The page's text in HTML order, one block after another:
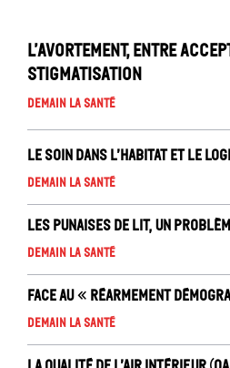
L’avortement, entre
stigmatisation
Demain la santé
Le soin dans l’habitat et le
Demain la santé
Les punaises de lit, un
Demain la santé
Face au « réarmement
Demain la santé